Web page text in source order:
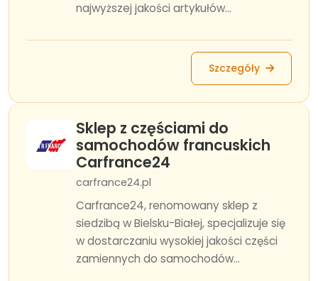
najwyższej jakości artykułów...
Szczegóły
Sklep z częściami do
samochodów francuskich
Carfrance24
carfrance24.pl
Carfrance24, renomowany sklep z
siedzibą w Bielsku-Białej, specjalizuje się
w dostarczaniu wysokiej jakości części
zamiennych do samochodów...